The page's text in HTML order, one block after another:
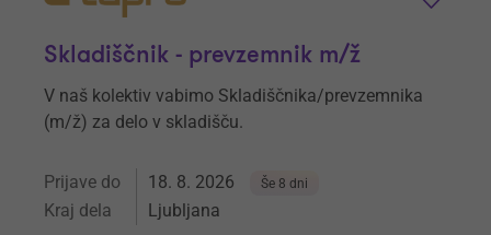
Skladiščnik - prevzemnik m/ž
V naš kolektiv vabimo Skladiščnika/prevzemnika
(m/ž) za delo v skladišču.
Prijave do 18. 8. 2026 Še 8 dni
Kraj dela Ljubljana